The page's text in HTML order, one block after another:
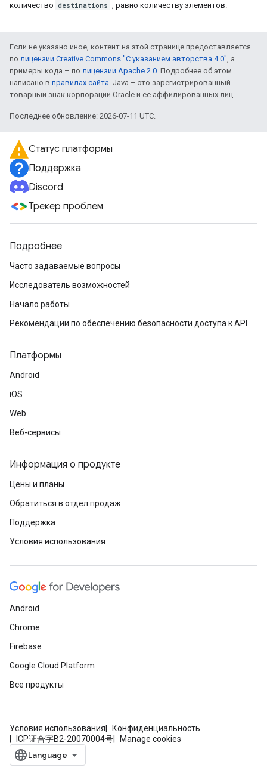
количество destinations , равно количеству элементов.
Если не указано иное, контент на этой странице предоставляется
по лицензии Creative Commons "С указанием авторства 4.0", а
примеры кода – по лицензии Apache 2.0. Подробнее об этом
написано в правилах сайта. Java – это зарегистрированный
товарный знак корпорации Oracle и ее аффилированных лиц.
Последнее обновление: 2026-07-11 UTC.
Статус платформы
Поддержка
Discord
Трекер проблем
Подробнее
Часто задаваемые вопросы
Исследователь возможностей
Начало работы
Рекомендации по обеспечению безопасности доступа к API
Платформы
Android
iOS
Web
Веб-сервисы
Информация о продукте
Цены и планы
Обратиться в отдел продаж
Поддержка
Условия использования
Android
Chrome
Firebase
Google Cloud Platform
Все продукты
Условия использования
Конфиденциальность
ICP证合字B2-20070004号
Manage cookies